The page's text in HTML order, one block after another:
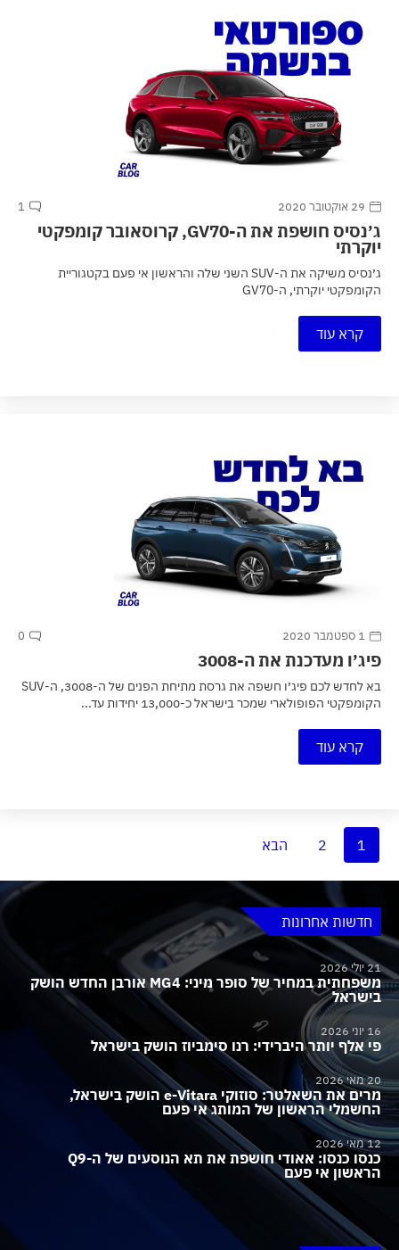
29 אוקטובר 2020 1
ג׳נסיס חושפת את ה-GV70, קרוסאובר קומפקטי
יוקרתי
ג׳נסיס משיקה את ה-SUV השני שלה והראשון אי פעם בקטגוריית
הקומפקטי יוקרתי, ה-GV70
קרא עוד
1 ספטמבר 2020 0
פיג׳ו מעדכנת את ה-3008
בא לחדש לכם פיג׳ו חשפה את גרסת מתיחת הפנים של ה-3008, ה-SUV
הקומפקטי הפופולארי שמכר בישראל כ-13,000 יחידות עד...
קרא עוד
1
2 הבא
חדשות אחרונות
21 יולי 2026
משפחתית במחיר של סופר מיני: MG4 אורבן החדש הושק
בישראל
16 יוני 2026
פי אלף יותר היברידי: רנו סימביוז הושק בישראל
20 מאי 2026
מרים את השאלטר: סוזוקי e-Vitara הושק בישראל,
החשמלי הראשון של המותג אי פעם
12 מאי 2026
כנסו כנסו: אאודי חושפת את תא הנוסעים של ה-Q9
הראשון אי פעם